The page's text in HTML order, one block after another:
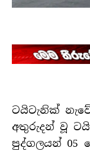
ටයිටැනික්
අතුරුදන් වූ
පුද්ගලයන් 05